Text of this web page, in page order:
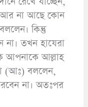
আর না আছে কোন
কিন্তু
তখন হাযেরা
আল্লাহ
(আঃ) বললেন,
না। অতঃপর